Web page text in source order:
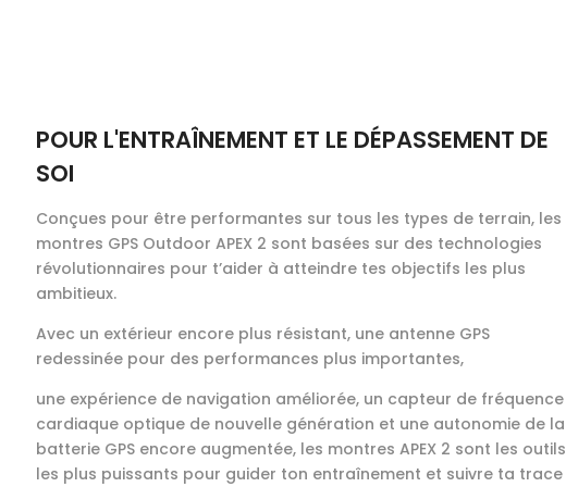
POUR L'ENTRAÎNEMENT ET LE DÉPASSEMENT DE
SOI
Conçues pour être performantes sur tous les types de terrain, les
montres GPS Outdoor APEX 2 sont basées sur des technologies
révolutionnaires pour t’aider à atteindre tes objectifs les plus
ambitieux.
Avec un extérieur encore plus résistant, une antenne GPS
redessinée pour des performances plus importantes,
une expérience de navigation améliorée, un capteur de fréquence
cardiaque optique de nouvelle génération et une autonomie de la
batterie GPS encore augmentée, les montres APEX 2 sont les outils
les plus puissants pour guider ton entraînement et suivre ta trace